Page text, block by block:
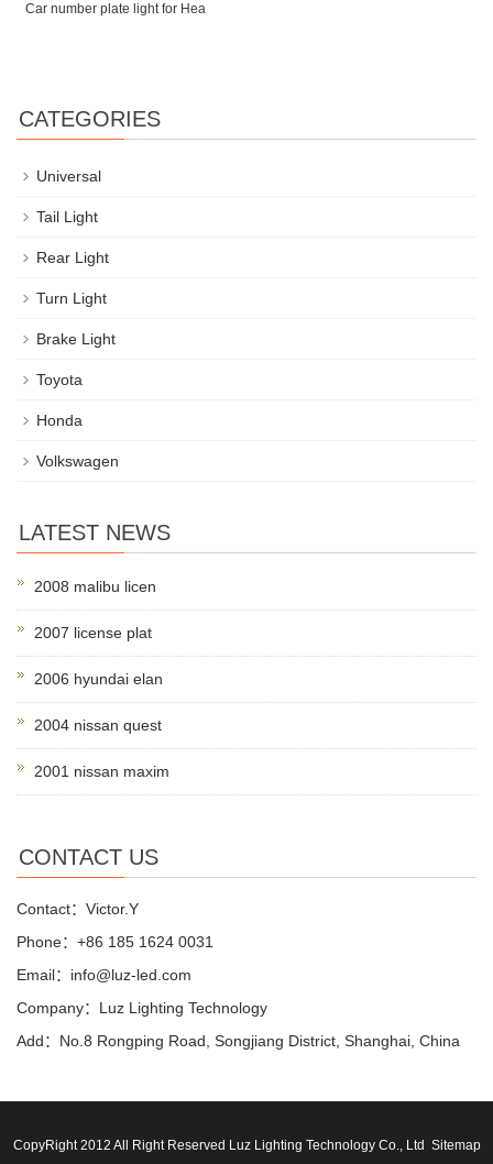
Car number plate light for Hea
CATEGORIES
Universal
Tail Light
Rear Light
Turn Light
Brake Light
Toyota
Honda
Volkswagen
LATEST NEWS
2008 malibu licen
2007 license plat
2006 hyundai elan
2004 nissan quest
2001 nissan maxim
CONTACT US
Contact：Victor.Y
Phone：+86 185 1624 0031
Email：info@luz-led.com
Company：Luz Lighting Technology
Add：No.8 Rongping Road, Songjiang District, Shanghai, China
CopyRight 2012 All Right Reserved Luz Lighting Technology Co., Ltd Sitemap